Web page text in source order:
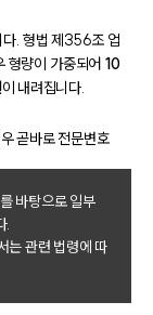
다. 형법 제356조 업
형량이 가중되어 10
이 내려집니다.
곧바로 전문변호
바탕으로 일부
.
는 관련 법령에 따